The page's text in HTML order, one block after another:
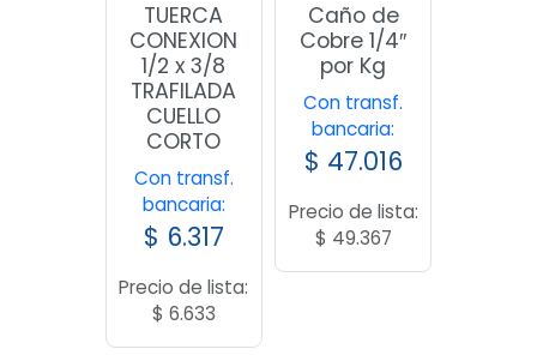
TUERCA
CONEXION
1/2 x 3/8
TRAFILADA
CUELLO
CORTO
Con transf.
bancaria:
$ 6.317
Precio de lista:
$ 6.633
Caño de
Cobre 1/4″
por Kg
Con transf.
bancaria:
$ 47.016
Precio de lista:
$ 49.367